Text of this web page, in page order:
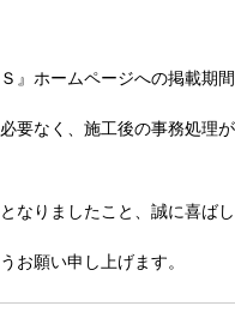
』ホームページへの掲載期間
要なく、施工後の事務処理が
なりましたこと、誠に喜ばし
お願い申し上げます。